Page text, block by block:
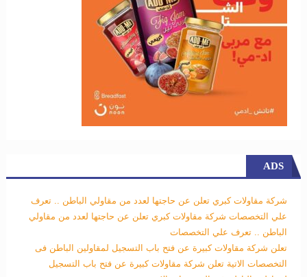
ADS
شركة مقاولات كبري تعلن عن حاجتها لعدد من مقاولي الباطن .. تعرف
علي التخصصات شركة مقاولات كبري تعلن عن حاجتها لعدد من مقاولي
الباطن .. تعرف علي التخصصات
تعلن شركة مقاولات كبيرة عن فتح باب التسجيل لمقاولين الباطن فى
التخصصات الاتية تعلن شركة مقاولات كبيرة عن فتح باب التسجيل